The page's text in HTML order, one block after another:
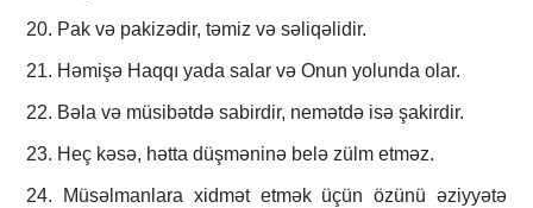
20. Pak və pakizədir, təmiz və səliqəlidir.
21. Həmişə Haqqı yada salar və Onun yolunda olar.
22. Bəla və müsibətdə sabirdir, nemətdə isə şakirdir.
23. Heç kəsə, hətta düşməninə belə zülm etməz.
24. Müsəlmanlara xidmət etmək üçün özünü əziyyətə